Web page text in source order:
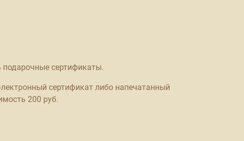
подарочные сертификаты.
сертификат либо напечатанный
200 руб.